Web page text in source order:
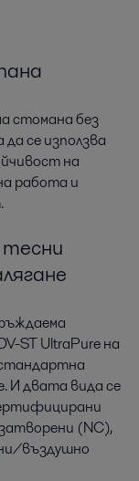
стомана без
се използва
на
работа и
ST UltraPure на
И двата вида се
(NC),
въздушно